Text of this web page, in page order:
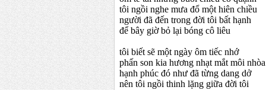
tôi ngồi nghe mưa đổ một hiên chiều
người đã đến trong đời tôi bất hạnh
để bây giờ bỏ lại bóng cô liêu
tôi biết sẽ một ngày ôm tiếc nhớ
phấn son kia hương nhạt mắt môi nhòa
hạnh phúc đó như đã từng dang dở
nên tôi ngồi thinh lặng giữa đời tôi